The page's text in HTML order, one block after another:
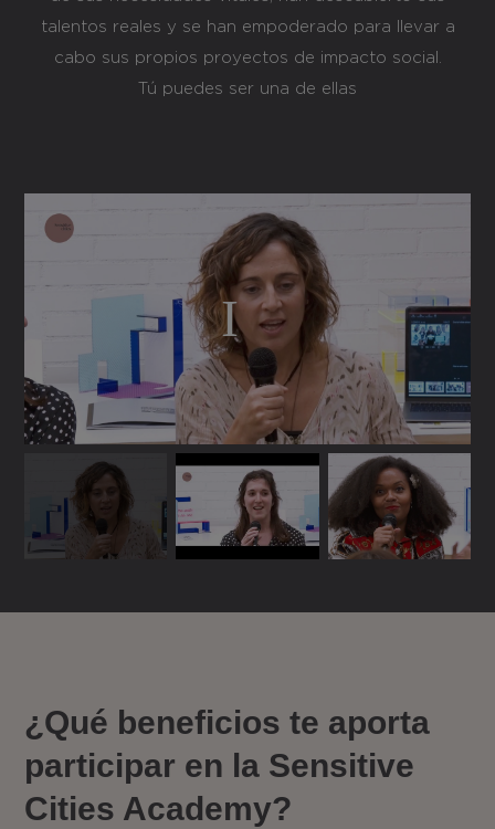
talentos reales y se han empoderado para llevar a
cabo sus propios proyectos de impacto social.
Tú puedes ser una de ellas
¿Qué beneficios te aporta
participar en la Sensitive
Cities Academy?